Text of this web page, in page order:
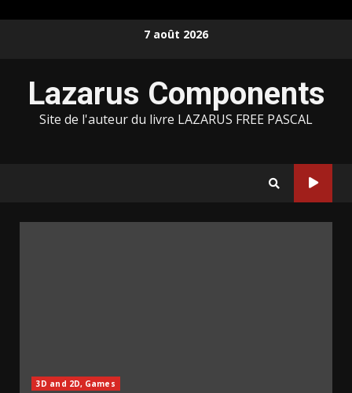
7 août 2026
Lazarus Components
Site de l'auteur du livre LAZARUS FREE PASCAL
3D and 2D, Games